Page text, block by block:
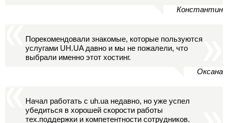
Константин
Порекомендовали знакомые, которые пользуются
услугами UH.UA давно и мы не пожалели, что
выбрали именно этот хостинг.
Оксана
Начал работать с uh.ua недавно, но уже успел
убедиться в хорошей скорости работы
тех.поддержки и компетентности сотрудников.